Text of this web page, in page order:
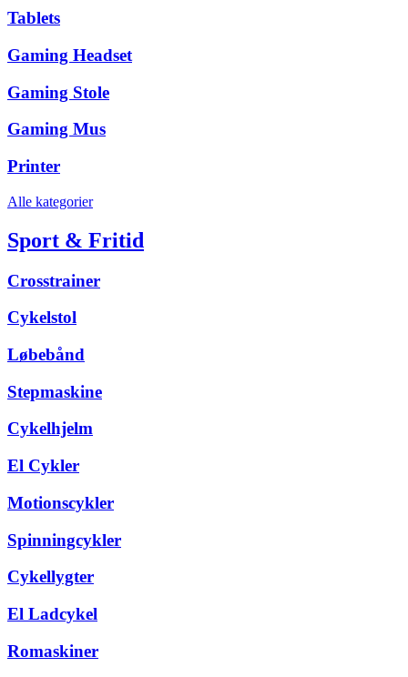
Tablets
Gaming Headset
Gaming Stole
Gaming Mus
Printer
Alle kategorier
Sport & Fritid
Crosstrainer
Cykelstol
Løbebånd
Stepmaskine
Cykelhjelm
El Cykler
Motionscykler
Spinningcykler
Cykellygter
El Ladcykel
Romaskiner